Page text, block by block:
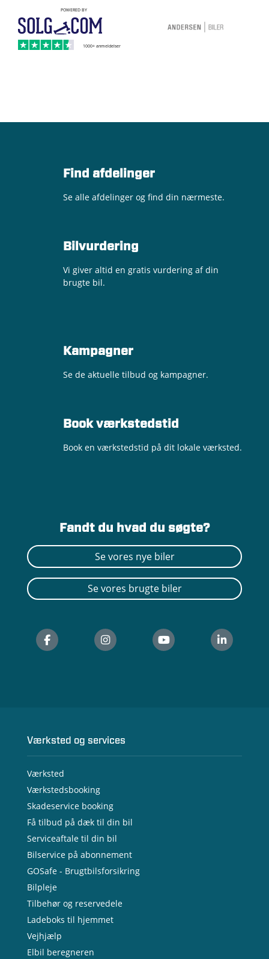
Find afdelinger
Se alle afdelinger og find din nærmeste.
Bilvurdering
Vi giver altid en gratis vurdering af din
brugte bil.
Kampagner
Se de aktuelle tilbud og kampagner.
Book værkstedstid
Book en værkstedstid på dit lokale værksted.
Fandt du hvad du søgte?
Se vores nye biler
Se vores brugte biler
Værksted og services
Værksted
Værkstedsbooking
Skadeservice booking
Få tilbud på dæk til din bil
Serviceaftale til din bil
Bilservice på abonnement
GOSafe - Brugtbilsforsikring
Bilpleje
Tilbehør og reservedele
Ladeboks til hjemmet
Vejhjælp
Elbil beregneren